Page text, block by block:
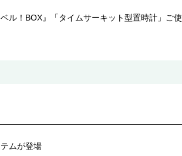
ル！BOX』「タイムサーキット型置時計」ご使
ムが登場